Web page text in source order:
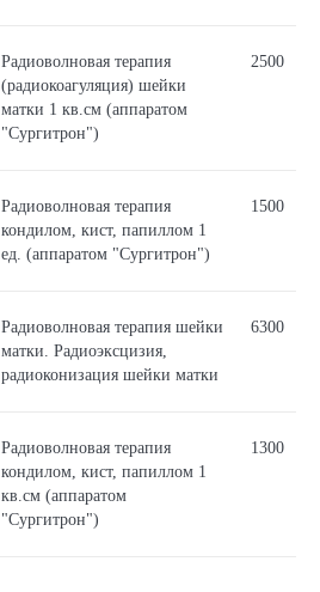
Радиоволновая терапия
(радиокоагуляция) шейки
матки 1 кв.см (аппаратом
"Сургитрон")
2500
Радиоволновая терапия
кондилом, кист, папиллом 1
ед. (аппаратом "Сургитрон")
1500
Радиоволновая терапия шейки
матки. Радиоэксцизия,
радиоконизация шейки матки
6300
Радиоволновая терапия
кондилом, кист, папиллом 1
кв.см (аппаратом
"Сургитрон")
1300